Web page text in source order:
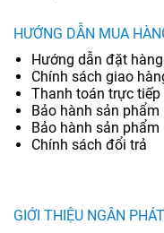
HƯỚNG DẪN MUA
Hướng dẫn đặt hàng
Chính sách giao
Thanh toán trực tiếp
Bảo hành sản phẩm
Bảo hành sản phẩm
Chính sách đổi trả
GIỚI THIỆU NGÂN PHÁT